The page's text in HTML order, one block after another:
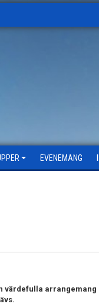
EVENEMANG
värdefulla arrangemang